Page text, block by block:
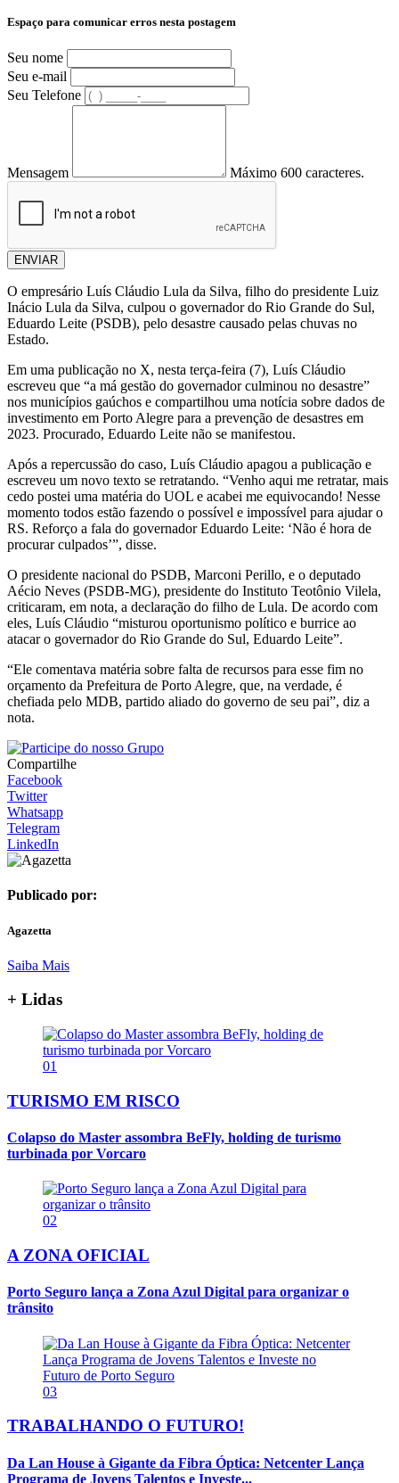
Espaço para comunicar erros nesta postagem
Seu nome
Seu e-mail
Seu Telefone
Mensagem Máximo 600 caracteres.
ENVIAR
O empresário Luís Cláudio Lula da Silva, filho do presidente Luiz
Inácio Lula da Silva, culpou o governador do Rio Grande do Sul,
Eduardo Leite (PSDB), pelo desastre causado pelas chuvas no
Estado.
Em uma publicação no X, nesta terça-feira (7), Luís Cláudio
escreveu que “a má gestão do governador culminou no desastre”
nos municípios gaúchos e compartilhou uma notícia sobre dados de
investimento em Porto Alegre para a prevenção de desastres em
2023. Procurado, Eduardo Leite não se manifestou.
Após a repercussão do caso, Luís Cláudio apagou a publicação e
escreveu um novo texto se retratando. “Venho aqui me retratar, mais
cedo postei uma matéria do UOL e acabei me equivocando! Nesse
momento todos estão fazendo o possível e impossível para ajudar o
RS. Reforço a fala do governador Eduardo Leite: ‘Não é hora de
procurar culpados’”, disse.
O presidente nacional do PSDB, Marconi Perillo, e o deputado
Aécio Neves (PSDB-MG), presidente do Instituto Teotônio Vilela,
criticaram, em nota, a declaração do filho de Lula. De acordo com
eles, Luís Cláudio “misturou oportunismo político e burrice ao
atacar o governador do Rio Grande do Sul, Eduardo Leite”.
“Ele comentava matéria sobre falta de recursos para esse fim no
orçamento da Prefeitura de Porto Alegre, que, na verdade, é
chefiada pelo MDB, partido aliado do governo de seu pai”, diz a
nota.
Compartilhe
Facebook
Twitter
Whatsapp
Telegram
LinkedIn
Publicado por:
Agazetta
Saiba Mais
+ Lidas
01
TURISMO EM RISCO
Colapso do Master assombra BeFly, holding de turismo
turbinada por Vorcaro
02
A ZONA OFICIAL
Porto Seguro lança a Zona Azul Digital para organizar o
trânsito
03
TRABALHANDO O FUTURO!
Da Lan House à Gigante da Fibra Óptica: Netcenter Lança
Programa de Jovens Talentos e Investe...